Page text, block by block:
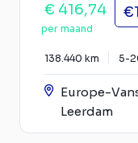
€ 416,74
per maand
138.440 km 5-
Europe-
Leerdam